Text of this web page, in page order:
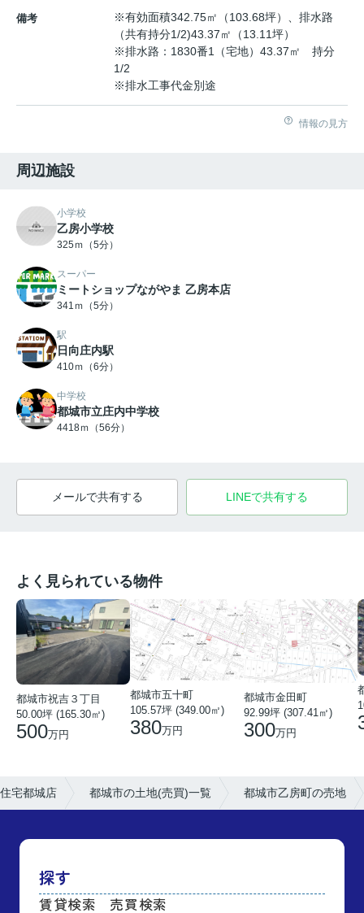
備考
※有効面積342.75㎡（103.68坪）、排水路
（共有持分1/2)43.37㎡（13.11坪）
※排水路：1830番1（宅地）43.37㎡ 持分
1/2
※排水工事代金別途
情報の見方
周辺施設
小学校
乙房小学校
325ｍ（5分）
スーパー
ミートショップながやま 乙房本店
341ｍ（5分）
駅
日向庄内駅
410ｍ（6分）
中学校
都城市立庄内中学校
4418ｍ（56分）
メールで共有する LINEで共有する
よく見られている物件
都城市祝吉３丁目
50.00坪 (165.30㎡)
500万円
都城市五十町
105.57坪 (349.00㎡)
380万円
都城市金田町
92.99坪 (307.41㎡)
300万円
宅都城店 都城市の土地(売買)一覧 都城市乙房町の売地
探す
賃貸検索 売買検索